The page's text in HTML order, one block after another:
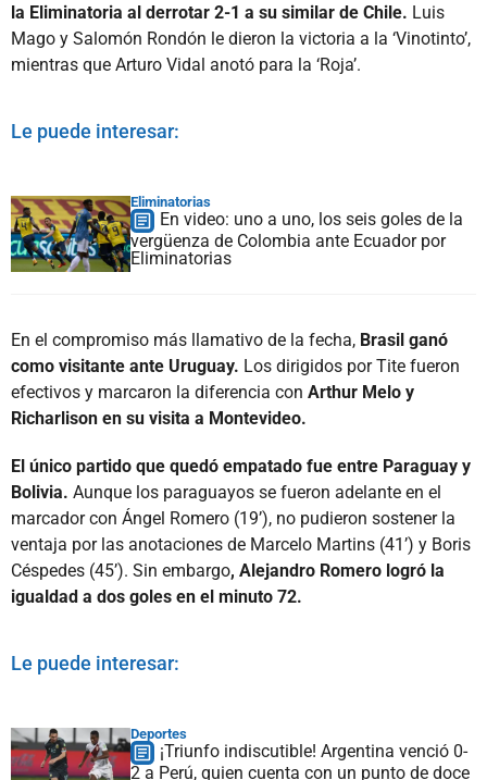
la Eliminatoria al derrotar 2-1 a su similar de Chile. Luis
Mago y Salomón Rondón le dieron la victoria a la ‘Vinotinto’,
mientras que Arturo Vidal anotó para la ‘Roja’.
Le puede interesar:
Eliminatorias
En video: uno a uno, los seis goles de la
vergüenza de Colombia ante Ecuador por
Eliminatorias
En el compromiso más llamativo de la fecha, Brasil ganó
como visitante ante Uruguay. Los dirigidos por Tite fueron
efectivos y marcaron la diferencia con Arthur Melo y
Richarlison en su visita a Montevideo.
El único partido que quedó empatado fue entre Paraguay y
Bolivia. Aunque los paraguayos se fueron adelante en el
marcador con Ángel Romero (19’), no pudieron sostener la
ventaja por las anotaciones de Marcelo Martins (41’) y Boris
Céspedes (45’). Sin embargo, Alejandro Romero logró la
igualdad a dos goles en el minuto 72.
Le puede interesar:
Deportes
¡Triunfo indiscutible! Argentina venció 0-
2 a Perú, quien cuenta con un punto de doce